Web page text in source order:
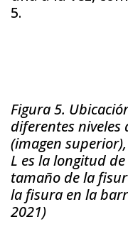
5.
Figura 5.
diferentes niveles
(imagen
L es la longitud
tamaño de la
la fisura en la
2021)